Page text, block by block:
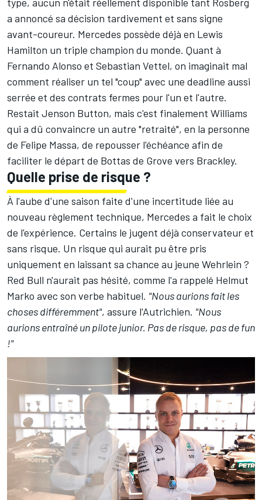
a annoncé sa décision tardivement et sans signe
avant-coureur. Mercedes possède déjà en Lewis
Hamilton un triple champion du monde. Quant à
Fernando Alonso et Sebastian Vettel, on imaginait mal
comment réaliser un tel "coup" avec une deadline aussi
serrée et des contrats fermes pour l'un et l'autre.
Restait Jenson Button, mais c'est finalement Williams
qui a dû convaincre un autre "retraité", en la personne
de Felipe Massa, de repousser l'échéance afin de
faciliter le départ de Bottas de Grove vers Brackley.
Quelle prise de risque ?
À l'aube d'une saison faite d'une incertitude liée au
nouveau règlement technique, Mercedes a fait le choix
de l'expérience. Certains le jugent déjà conservateuret
sans risque. Un risque qui aurait pu être pris
uniquement en laissant sa chance au jeune Wehrlein ?
Red Bull n'aurait pas hésité, comme l'a rappelé Helmut
Marko avec son verbe habituel. "Nous aurions fait les
choses différemment", assure l'Autrichien. "Nous
aurions entraîné un pilote junior. Pas de risque, pas de fun
!"